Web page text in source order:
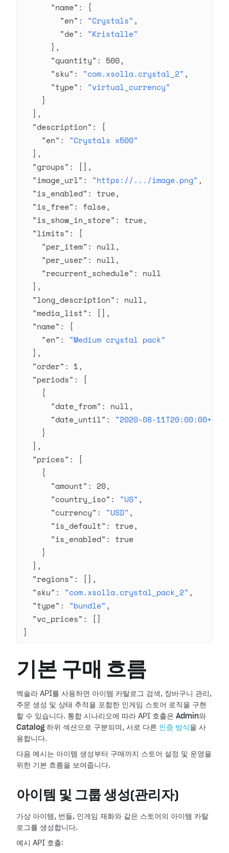
      "name"
: {
        "en"
: "Crystals" ,
        "de"
: "Kristalle"
      },
      "quantity"
: 500,
      "sku"
: "com.xsolla.crystal_2" ,
      "type"
: "virtual_currency"
    }
  ],
  "description"
: {
    "en"
: "Crystals x500"
  },
  "groups"
: [],
  "image_url"
: "https://.../image.png" ,
  "is_enabled"
: true,
  "is_free"
: false,
  "is_show_in_store"
: true,
  "limits"
: {
    "per_item"
: null,
    "per_user"
: null,
    "recurrent_schedule"
: null
  },
  "long_description"
: null,
  "media_list"
: [],
  "name"
: {
    "en"
: "Medium crystal pack"
  },
  "order"
: 1,
  "periods"
: [
    {
      "date_from"
: null,
      "date_until"
: "2020-08-
    }
  ],
  "prices"
: [
    {
      "amount"
: 20,
      "country_iso"
: "US" ,
      "currency"
: "USD" ,
      "is_default"
: true,
      "is_enabled"
: true
    }
  ],
  "regions"
: [],
  "sku"
: "com.xsolla.crystal_pack_2" ,
  "type"
: "bundle" ,
  "vc_prices"
: []
}
기본 구매 흐름
엑솔라 API를 사용하면 아이템 카탈로그 검색, 장바구니 관리,
주문 생성 및 상태 추적을 포함한 인게임 스토어 로직을 구현
할 수 있습니다. 통합 시나리오에 따라 API 호출은 Admin와
Catalog 하위 섹션으로 구분되며, 서로 다른 인증 방식 을 사
용합니다.
다음 예시는 아이템 생성부터 구매까지 스토어 설정 및 운영을
위한 기본 흐름을 보여줍니다.
아이템 및 그룹 생성(관리자)
가상 아이템, 번들, 인게임 재화와 같은 스토어의 아이템 카탈
로그를 생성합니다.
예시 API 호출: